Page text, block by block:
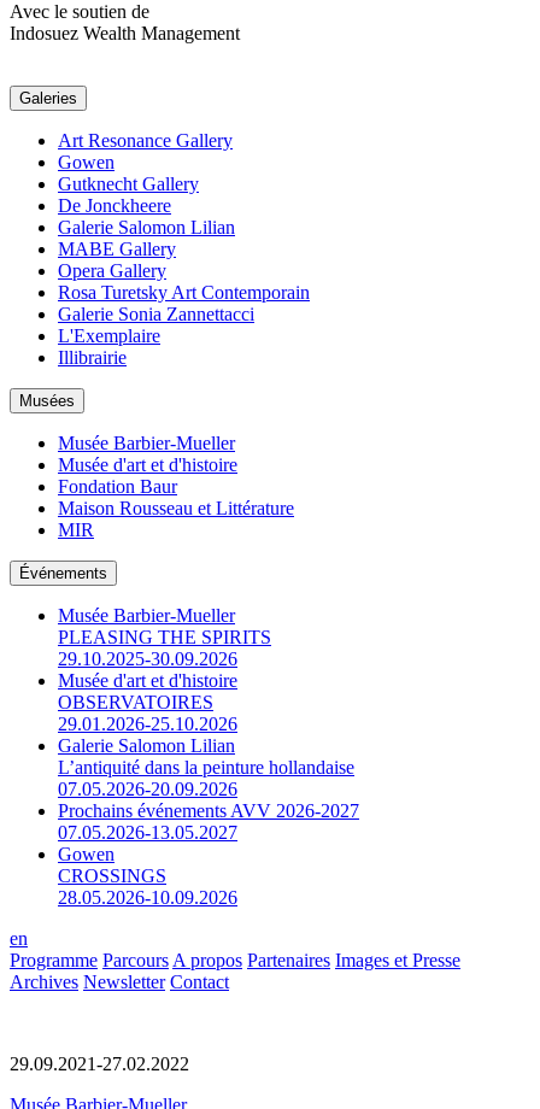
Avec le soutien de
Indosuez Wealth Management
Galeries
Art Resonance Gallery
Gowen
Gutknecht Gallery
De Jonckheere
Galerie Salomon Lilian
MABE Gallery
Opera Gallery
Rosa Turetsky Art Contemporain
Galerie Sonia Zannettacci
L'Exemplaire
Illibrairie
Musées
Musée Barbier-Mueller
Musée d'art et d'histoire
Fondation Baur
Maison Rousseau et Littérature
MIR
Événements
Musée Barbier-Mueller
PLEASING THE SPIRITS
29.10.2025-30.09.2026
Musée d'art et d'histoire
OBSERVATOIRES
29.01.2026-25.10.2026
Galerie Salomon Lilian
L’antiquité dans la peinture hollandaise
07.05.2026-20.09.2026
Prochains événements AVV 2026-2027
07.05.2026-13.05.2027
Gowen
CROSSINGS
28.05.2026-10.09.2026
en
Programme Parcours A propos Partenaires Images et Presse
Archives Newsletter Contact
29.09.2021-27.02.2022
Musée Barbier-Mueller